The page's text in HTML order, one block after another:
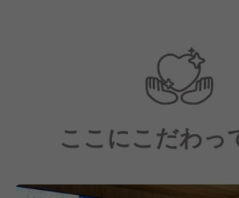
調理・接客・経営・キャリアアッ
ここにこだわっ